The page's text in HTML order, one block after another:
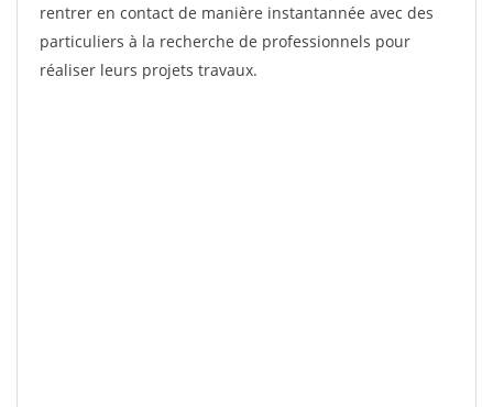
rentrer en contact de manière instantannée avec des
particuliers à la recherche de professionnels pour
réaliser leurs projets travaux.